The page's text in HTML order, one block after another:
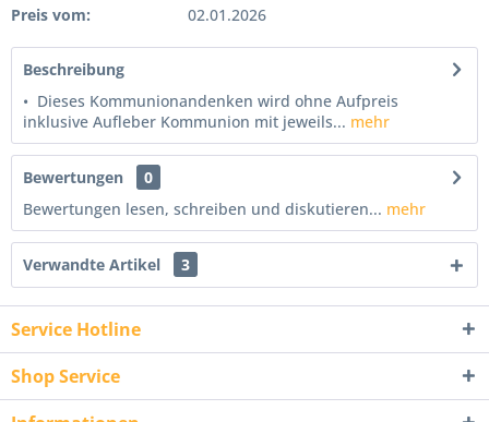
Preis vom:
02.01.2026
Beschreibung
• Dieses Kommunionandenken wird ohne Aufpreis
inklusive Aufleber Kommunion mit jeweils... mehr
Bewertungen
0
Bewertungen lesen, schreiben und diskutieren... mehr
Verwandte Artikel 3
Service Hotline
Shop Service